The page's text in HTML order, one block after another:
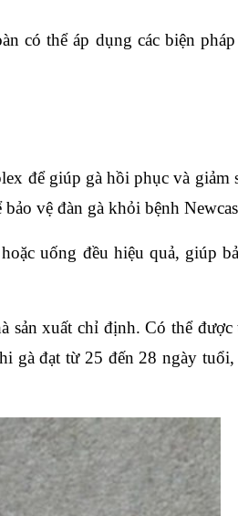
có thể áp dụng các biện
để giúp gà hồi phục và giảm
vệ đàn gà khỏi bệnh
uống đều hiệu quả, giúp
xuất chỉ định. Có thể được
gà đạt từ 25 đến 28 ngày tuổi,